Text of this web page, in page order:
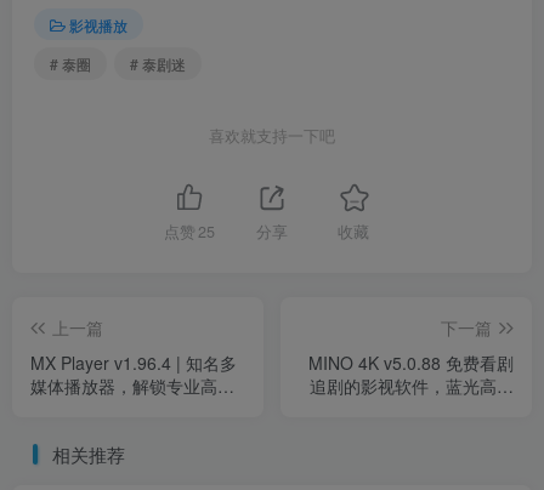
影视播放
# 泰圈
# 泰剧迷
喜欢就支持一下吧
点赞 25 分享 收藏
上一篇
MX Player v1.96.4 | 知名多
媒体播放器，解锁专业高级
下一篇
MINO 4K v5.0.88 免费看剧
追剧的影视软件，蓝光高清
相关推荐